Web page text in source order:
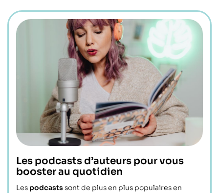
Les podcasts d’auteurs pour vous
booster au quotidien
Les podcastssont de plus en plus populaires en